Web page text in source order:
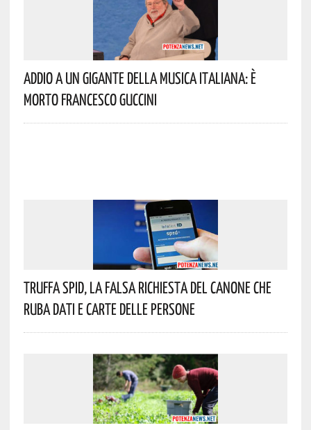
Addio A Un Gigante Della Musica Italiana: È
Morto Francesco Guccini
Truffa Spid, La Falsa Richiesta Del Canone Che
Ruba Dati E Carte Delle Persone